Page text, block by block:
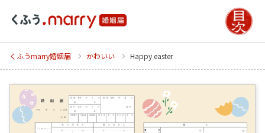
くふうmarry婚姻届 かわいい Happy easter